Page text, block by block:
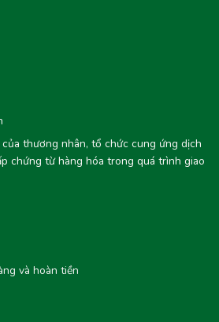
thương nhân, tổ chức cung ứng dịch
chứng từ hàng hóa trong quá trình giao
và hoàn tiền